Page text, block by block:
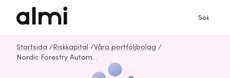
Sök
Startsida / Riskkapital /Våra portföljbolag /
Nordic Forestry Automation